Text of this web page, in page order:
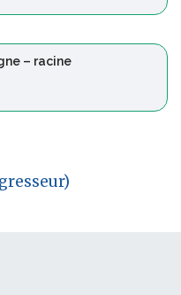
– racine